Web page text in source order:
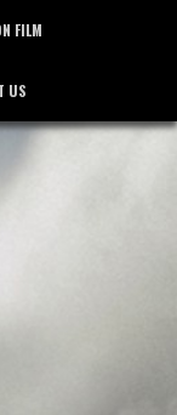
FILM
フィルム
US